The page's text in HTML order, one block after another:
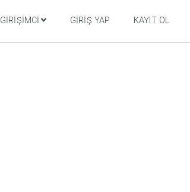
GIRIŞIMCI GIRIŞ YAP KAYIT OL